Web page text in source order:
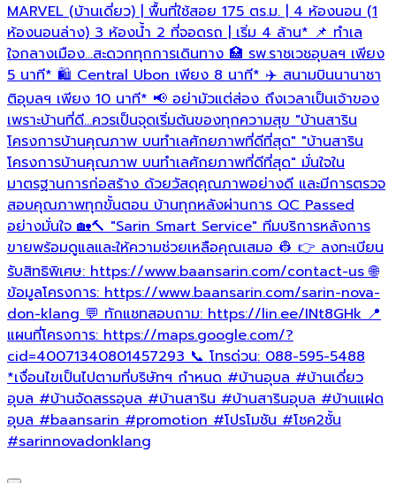
MARVEL (บ้านเดี่ยว) | พื้นที่ใช้สอย 175 ตร.ม. | 4 ห้องนอน (1
ห้องนอนล่าง) 3 ห้องน้ำ 2 ที่จอดรถ | เริ่ม 4 ล้าน* 📌 ทำเล
ใจกลางเมือง…สะดวกทุกการเดินทาง 🏥 รพ.ราชเวชอุบลฯ เพียง
5 นาที* 🛍️ Central Ubon เพียง 8 นาที* ✈️ สนามบินนานาชา
ติอุบลฯ เพียง 10 นาที* 📢 อย่ามัวแต่ส่อง ถึงเวลาเป็นเจ้าของ
เพราะบ้านที่ดี...ควรเป็นจุดเริ่มต้นของทุกความสุข "บ้านสาริน
โครงการบ้านคุณภาพ บนทำเลศักยภาพที่ดีที่สุด" "บ้านสาริน
โครงการบ้านคุณภาพ บนทำเลศักยภาพที่ดีที่สุด" มั่นใจใน
มาตรฐานการก่อสร้าง ด้วยวัสดุคุณภาพอย่างดี และมีการตรวจ
สอบคุณภาพทุกขั้นตอน บ้านทุกหลังผ่านการ QC Passed
อย่างมั่นใจ 🏡🔨 "Sarin Smart Service" ทีมบริการหลังการ
ขายพร้อมดูแลและให้ความช่วยเหลือคุณเสมอ 👷 👉 ลงทะเบียน
รับสิทธิพิเศษ: https://www.baansarin.com/contact-us 🌐
ข้อมูลโครงการ: https://www.baansarin.com/sarin-nova-
don-klang 💬 ทักแชทสอบถาม: https://lin.ee/INt8GHk 📍
แผนที่โครงการ: https://maps.google.com/?
cid=40071340801457293 📞 โทรด่วน: 088-595-5488
*เงื่อนไขเป็นไปตามที่บริษัทฯ กำหนด#บ้านอุบล #บ้านเดี่ยว
อุบล #บ้านจัดสรรอุบล #บ้านสาริน #บ้านสารินอุบล #บ้านแฝด
อุบล #baansarin #promotion #โปรโมชัน #โชค2ชั้น
#sarinnovadonklang